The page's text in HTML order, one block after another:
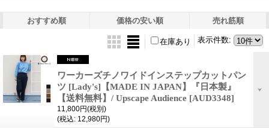
おすすめ順 価格の安い順 売れ筋順
表示件数:
在庫あり
ワーカーズチノワイドインステップカットパン
ツ [Lady's]【MADE IN JAPAN】『日本製』
【送料無料】/ Upscape Audience [AUD3348]
11,800円(税別)
(税込: 12,980円)